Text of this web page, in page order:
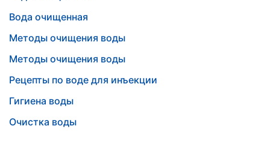
Вода очищенная
Методы очищения воды
Методы очищения воды
Рецепты по воде для инъекции
Гигиена воды
Очистка воды